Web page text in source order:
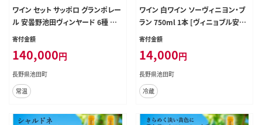
ワイン セット サッポロ グランポレー
ル 安曇野池田ヴィンヤード 6種 各7
50ml×1本 計6本 飲み比べ [ナチュ
町 48110886] 赤 白 赤ワイン 白ワ
イン 辛口 シャルドネ
寄付金額
140,000円
長野県池田町
常温
ワイン 白ワイン ソーヴィニヨン・ブ
ラン 750ml 1本 [ヴィニョブル安曇
野 長野県 池田町 48110838] 白ワ
ィニヨン 辛口 長野 長野県産
寄付金額
14,000円
長野県池田町
冷蔵